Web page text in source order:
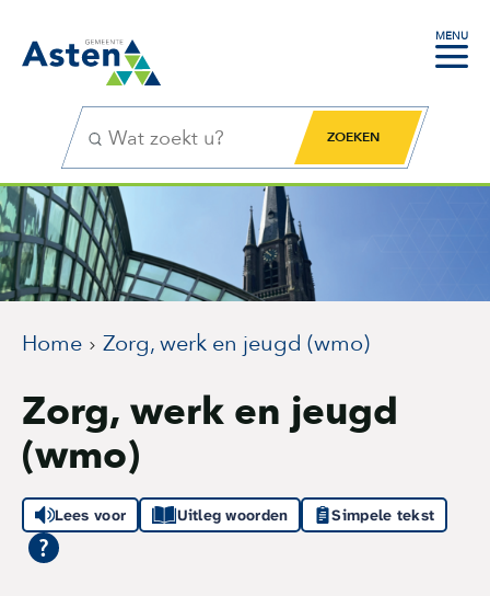
MENU
Zoekfunctie Zoekknop
Home Zorg, werk en jeugd (wmo)
Zorg, werk en jeugd
(wmo)
Lees voor Uitleg woorden Simpele tekst